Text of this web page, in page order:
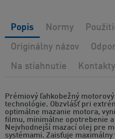
Prémiový ľahkobežný
technológie. Obzvlášť pri
optimálne mazanie motora,
filmu, minimálne opotrebenie
Nejvhodnejší mazací olej pre
systémami. Zaisťuje
Popis Normy
Originálny názov
Na stiahnutie Kontakty